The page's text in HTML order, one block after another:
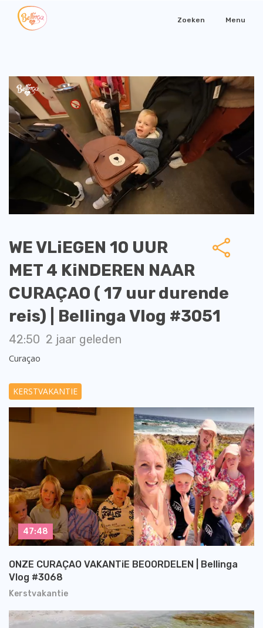
Zoeken Menu
WE VLiEGEN 10 UUR
MET 4 KiNDEREN NAAR
CURAÇAO ( 17 uur durende
reis) | Bellinga Vlog #3051
42:50 2 jaar geleden
Curaçao
KERSTVAKANTIE
Kerstvakantie
ONZE CURAÇAO VAKANTiE BEOORDELEN | Bellinga
Vlog #3068
47:48